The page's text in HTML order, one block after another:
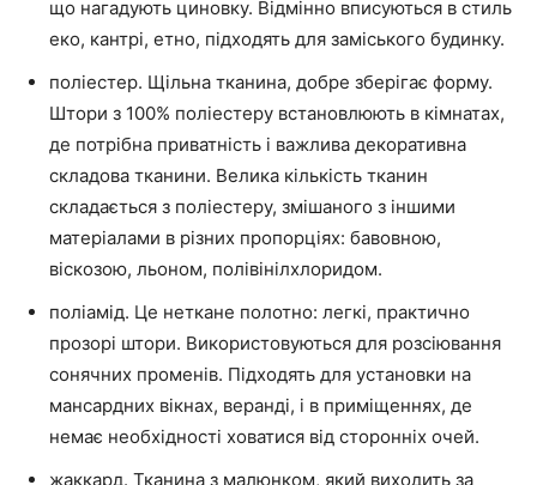
що нагадують циновку. Відмінно вписуються в стиль
еко, кантрі, етно, підходять для заміського будинку.
поліестер. Щільна тканина, добре зберігає форму.
Штори з 100% поліестеру встановлюють в кімнатах,
де потрібна приватність і важлива декоративна
складова тканини. Велика кількість тканин
складається з поліестеру, змішаного з іншими
матеріалами в різних пропорціях: бавовною,
віскозою, льоном, полівінілхлоридом.
поліамід. Це неткане полотно: легкі, практично
прозорі штори. Використовуються для розсіювання
сонячних променів. Підходять для установки на
мансардних вікнах, веранді, і в приміщеннях, де
немає необхідності ховатися від сторонніх очей.
жаккард. Тканина з малюнком, який виходить за